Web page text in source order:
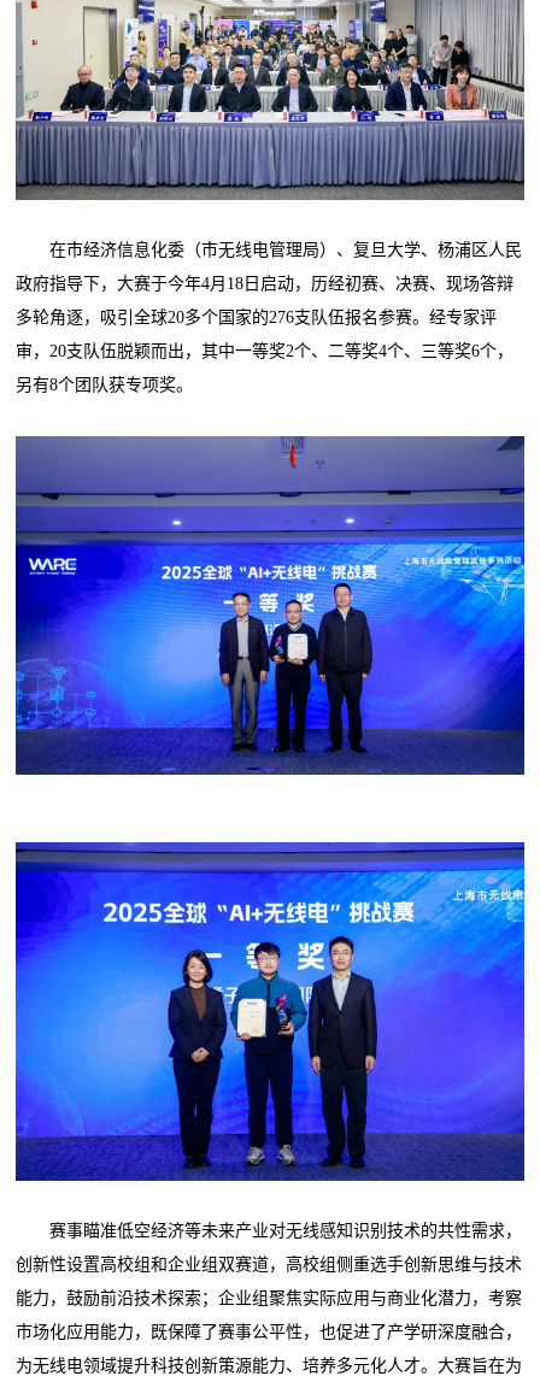
在市经济信息化委（市无线电管理局）、复旦大学、杨浦区人民
政府指导下，大赛于今年4月18日启动，历经初赛、决赛、现场答辩
多轮角逐，吸引全球20多个国家的276支队伍报名参赛。经专家评
审，20支队伍脱颖而出，其中一等奖2个、二等奖4个、三等奖6个，
另有8个团队获专项奖。
赛事瞄准低空经济等未来产业对无线感知识别技术的共性需求，
创新性设置高校组和企业组双赛道，高校组侧重选手创新思维与技术
能力，鼓励前沿技术探索；企业组聚焦实际应用与商业化潜力，考察
市场化应用能力，既保障了赛事公平性，也促进了产学研深度融合，
为无线电领域提升科技创新策源能力、培养多元化人才。大赛旨在为